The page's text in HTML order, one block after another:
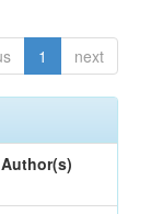
1 next
Author(s)